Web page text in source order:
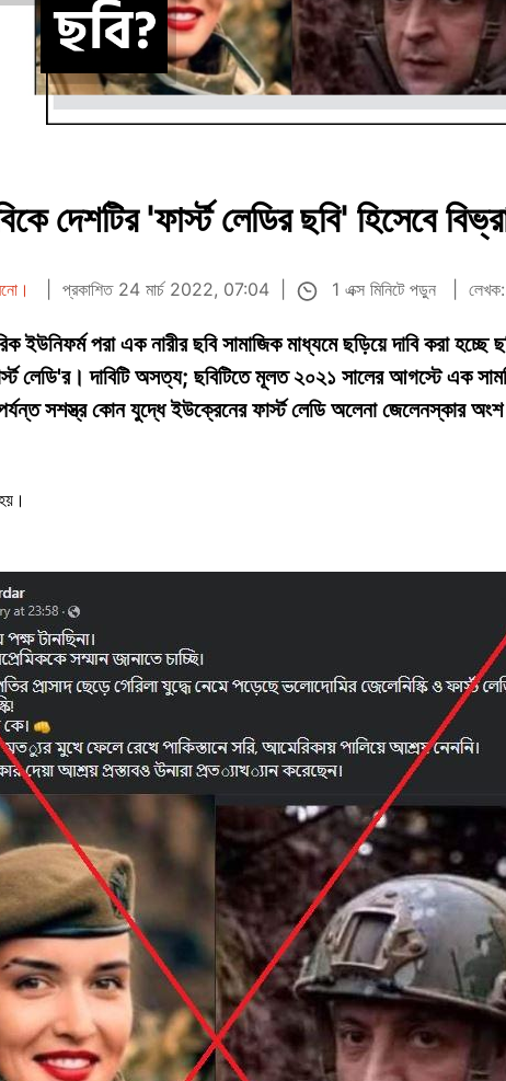
দেশটির 'ফার্স্ট লেডির ছবি' হিসেবে
প্রকাশিত 24 মার্চ 2022, 07:04 1 এক্স মিনিটে পড়ুন লেখক:
ইউনিফর্ম পরা এক নারীর ছবি সামাজিক মাধ্যমে ছড়িয়ে দাবি করা হচ্ছে
লেডি'র। দাবিটি অসত্য; ছবিটিতে মূলত ২০২১ সালের আগস্টে এক
সশস্ত্র কোন যুদ্ধে ইউক্রেনের ফার্স্ট লেডি অলেনা জেলেনস্কার